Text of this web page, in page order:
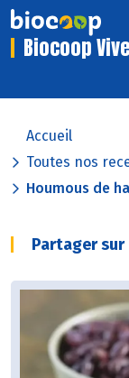
Biocoop
Accueil
Toutes nos
Houmous de
Partager sur